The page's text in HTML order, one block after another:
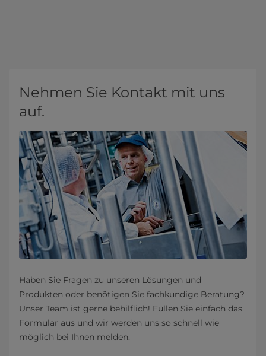
Nehmen Sie Kontakt mit uns
auf.
Haben Sie Fragen zu unseren Lösungen und
Produkten oder benötigen Sie fachkundige Beratung?
Unser Team ist gerne behilflich! Füllen Sie einfach das
Formular aus und wir werden uns so schnell wie
möglich bei Ihnen melden.